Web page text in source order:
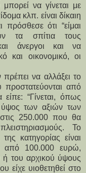
να γίνεται με
κλπ. είναι δίκαιη
πρόσθεσε ότι “είμαι
τα σπίτια τους
και άνεργοι και να
και οικονομικό, οι
να αλλάξει το
από
είπε: “Γίνεται, όπως
ύψος των αξιών των
στις 250.000 που θα
Το
κατηγορίας είναι
από 100.000 ευρώ,
ή του αρχικού ύψους
είχε υιοθετηθεί στο